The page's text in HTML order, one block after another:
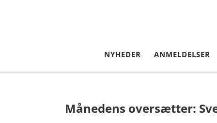
NYHEDER ANMELDELSER
Månedens oversætter: